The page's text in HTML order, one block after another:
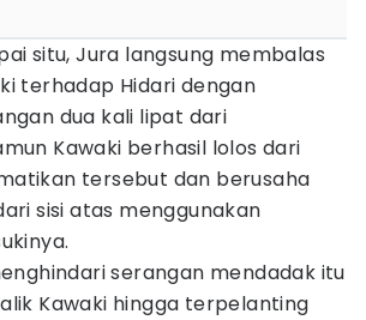
situ, Jura langsung membalas
terhadap Hidari dengan
dua kali lipat dari
Kawaki berhasil lolos dari
tersebut dan berusaha
sisi atas menggunakan
serangan mendadak itu
Kawaki hingga terpelanting